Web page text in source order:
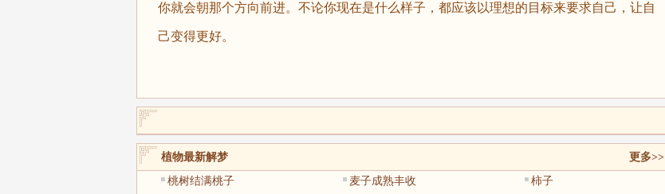
你就会朝那个方向前进。不论你现在是什么样子，都应该以理想的目标来要求自己，让自
己变得更好。
植物最新解梦
更多>>
桃树结满桃子
麦子成熟丰收
柿子